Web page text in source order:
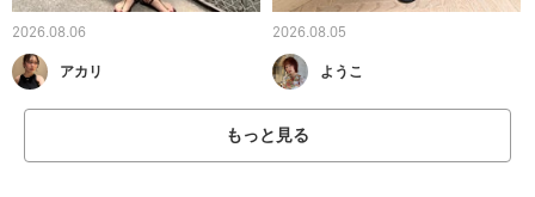
2026.08.06
アカリ
2026.08.05
ようこ
もっと見る